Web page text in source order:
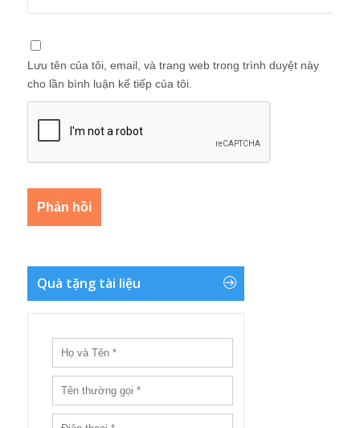
Lưu tên của tôi, email, và trang web trong trình duyệt này
cho lần bình luận kế tiếp của tôi.
Quà tặng tài liệu